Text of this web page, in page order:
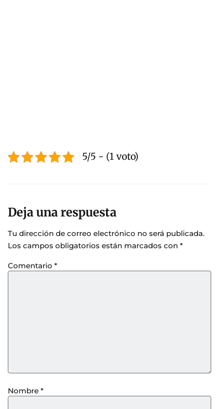
5/5 - (1 voto)
Deja una respuesta
Tu dirección de correo electrónico no será publicada.
Los campos obligatorios están marcados con *
Comentario *
Nombre *